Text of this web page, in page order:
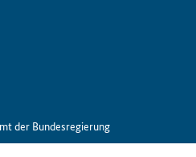
der Bundesregierung